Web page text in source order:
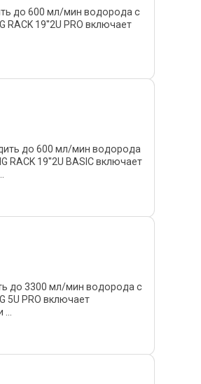
до 600 мл/мин водорода с
RACK 19''2U PRO включает
до 600 мл/мин водорода
RACK 19''2U BASIC включает
до 3300 мл/мин водорода с
5U PRO включает